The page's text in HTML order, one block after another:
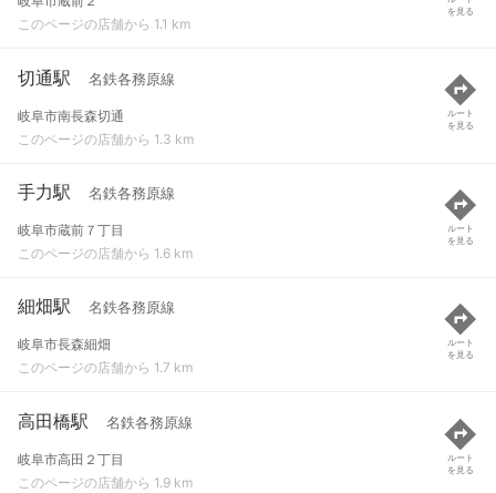
このページの店舗から 1.1 km
を見る
切通駅 名鉄各務原線
岐阜市南長森切通
このページの店舗から 1.3 km
ルート
を見る
手力駅 名鉄各務原線
岐阜市蔵前７丁目
このページの店舗から 1.6 km
ルート
を見る
細畑駅 名鉄各務原線
岐阜市長森細畑
このページの店舗から 1.7 km
ルート
を見る
高田橋駅 名鉄各務原線
岐阜市高田２丁目
このページの店舗から 1.9 km
ルート
を見る